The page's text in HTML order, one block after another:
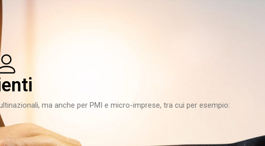
ma anche per PMI e micro-imprese, tra cui per esempio: